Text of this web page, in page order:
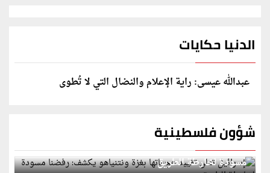
الدنيا حكايات
عبدالله عيسى: راية الإعلام والنضال التي لا تُطوى
شؤون فلسطينية
إسرائيل تعلن تقييد هجماتها بغزة ونتنياهو يكشف: رفضنا
مسودة لخارطة الطريق